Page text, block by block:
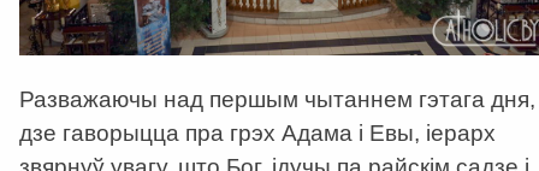
Разважаючы над першым чытаннем гэтага дня,
дзе гаворыцца пра грэх Адама і Евы, іерарх